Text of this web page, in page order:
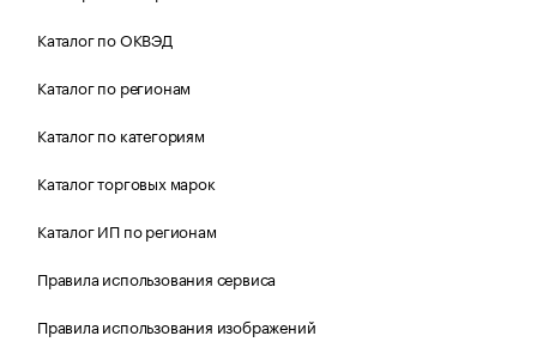
Каталог по ОКВЭД
Каталог по регионам
Каталог по категориям
Каталог торговых марок
Каталог ИП по регионам
Правила использования сервиса
Правила использования изображений